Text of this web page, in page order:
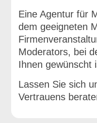
Eine Agentur für
dem geeigneten
Moderators, bei
Ihnen gewünscht
Lassen Sie sich
Vertrauens